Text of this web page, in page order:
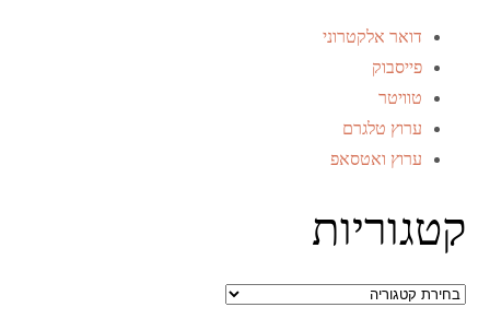
דואר אלקטרוני
פייסבוק
טוויטר
ערוץ טלגרם
ערוץ ואטסאפ
קטגוריות
קטגוריות